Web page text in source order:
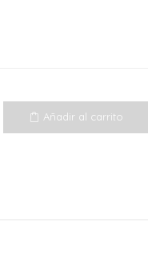
Añadir al carrito